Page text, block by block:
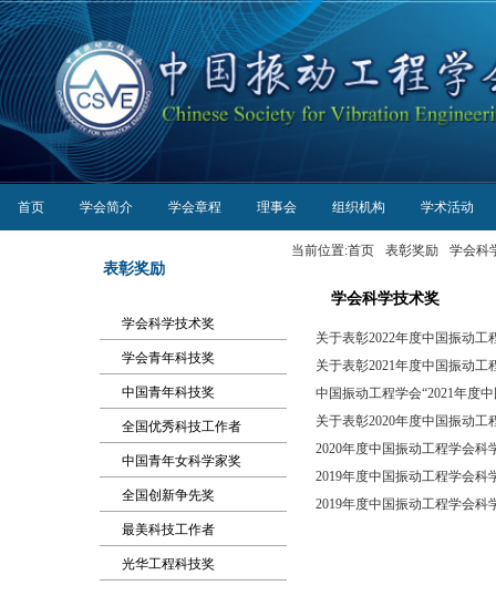
首页 学会简介 学会章程 理事会 组织机构 学术活动
表彰奖励
学会科学技术奖
学会青年科技奖
中国青年科技奖
全国优秀科技工作者
中国青年女科学家奖
全国创新争先奖
最美科技工作者
光华工程科技奖
当前位置:首页 表彰奖励 学会科
学会科学技术奖
关于表彰2022年度中国振动工
关于表彰2021年度中国振动
中国振动工程学会“2021年度
关于表彰2020年度中国振动工
2020年度中国振动工程学会科
2019年度中国振动工程学会科
2019年度中国振动工程学会科